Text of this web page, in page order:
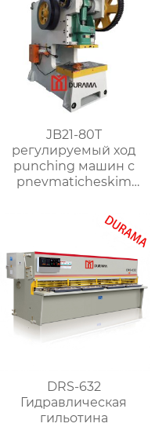
JB21-80T
регулируемый ход
punching машин с
pnevmaticheskim
DRS-632
Гидравлическая
гильотина